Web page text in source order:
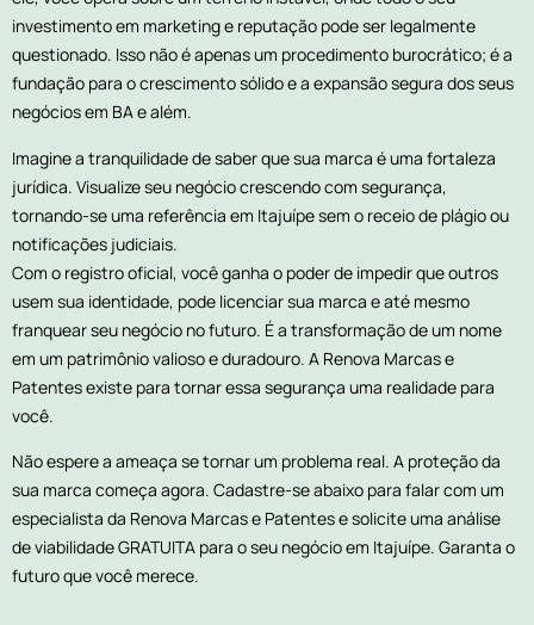
investimento em marketing e reputação pode ser legalmente
questionado. Isso não é apenas um procedimento burocrático; é a
fundação para o crescimento sólido e a expansão segura dos seus
negócios em BA e além.
Imagine a tranquilidade de saber que sua marca é uma fortaleza
jurídica. Visualize seu negócio crescendo com segurança,
tornando-se uma referência em Itajuípe sem o receio de plágio ou
notificações judiciais.
Com o registro oficial, você ganha o poder de impedir que outros
usem sua identidade, pode licenciar sua marca e até mesmo
franquear seu negócio no futuro. É a transformação de um nome
em um patrimônio valioso e duradouro. A Renova Marcas e
Patentes existe para tornar essa segurança uma realidade para
você.
Não espere a ameaça se tornar um problema real. A proteção da
sua marca começa agora. Cadastre-se abaixo para falar com um
especialista da Renova Marcas e Patentes e solicite uma análise
de viabilidade GRATUITA para o seu negócio em Itajuípe. Garanta o
futuro que você merece.